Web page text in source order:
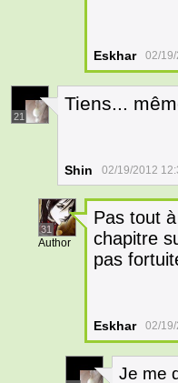
Eskhar 02/
21
Tiens...
Shin 02/19/2012
31
Author
Pas tout
chapitre
pas
Eskhar 02/
Je me